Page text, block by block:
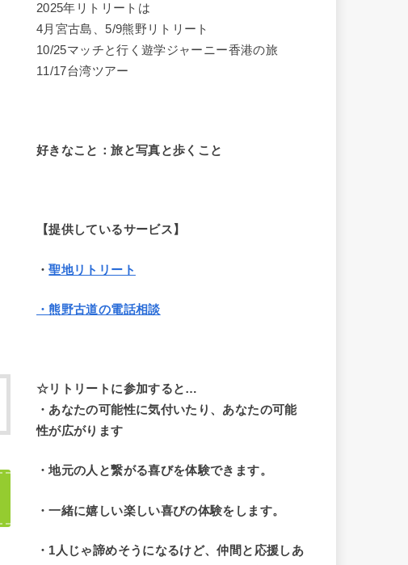
2025年リトリートは
4月宮古島、5/9熊野リトリート
10/25マッチと行く遊学ジャーニー香港の旅
11/17台湾ツアー
好きなこと：旅と写真と歩くこと
【提供しているサービス】
・聖地リトリート
・熊野古道の電話相談
☆リトリートに参加すると…
・ あなたの可能性に気付いたり、あなたの可能
性が広がります
・地元の人と繋がる喜びを体験できます。
・一緒に嬉しい楽しい喜びの体験をします。
・1人じゃ諦めそうになるけど、仲間と応援しあ